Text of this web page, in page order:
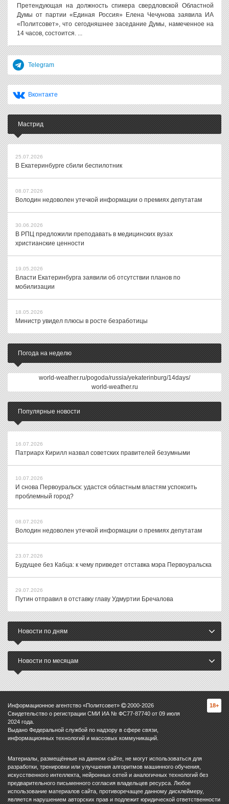
Претендующая на должность спикера свердловской Областной
Думы от партии «Единая Россия» Елена Чечунова заявила ИА
«Политсовет», что сегодняшнее заседание Думы, намеченное на
14 часов, состоится. ...
Telegram
Вконтакте
Мастрид
25.07.2026
В Екатеринбурге сбили беспилотник
08.07.2026
Володин недоволен утечкой информации о премиях депутатам
30.06.2026
В РПЦ предложили преподавать в медицинских вузах
христианские ценности
19.05.2026
Власти Екатеринбурга заявили об отсутствии планов по
мобилизации
18.05.2026
Министр увидел плюсы в росте безработицы
Погода на неделю
world-weather.ru/pogoda/russia/yekaterinburg/14days/
world-weather.ru
Популярные новости
16.07.2026
Патриарх Кирилл назвал советских правителей безумными
10.07.2026
И снова Первоуральск: удастся областным властям успокоить
проблемный город?
08.07.2026
Володин недоволен утечкой информации о премиях депутатам
23.07.2026
Будущее без Кабца: к чему приведет отставка мэра Первоуральска
29.07.2026
Путин отправил в отставку главу Удмуртии Бречалова
Новости по дням
Новости по месяцам
Информационное агентство «Политсовет» 2000-2026
Свидетельство о регистрации СМИ ИА № ФС77-87740 от 09 июля
2024 года.
Выдано Федеральной службой по надзору в сфере связи,
информационных технологий и массовых коммуникаций.
18+
Материалы, размещённые на данном сайте, не могут использоваться для
разработки, тренировки или улучшения алгоритмов машинного обучения,
искусственного интеллекта, нейронных сетей и аналогичных технологий без
предварительного письменного согласия владельцев ресурса. Любое
использование материалов сайта, противоречащее данному дисклеймеру,
является нарушением авторских прав и подлежит юридической ответственности